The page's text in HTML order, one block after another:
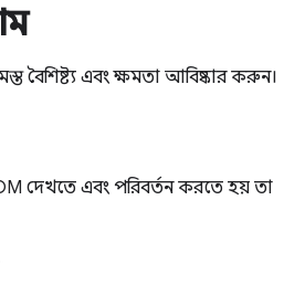
বৈশিষ্ট্য এবং ক্ষমতা আবিষ্কার করুন।
দেখতে এবং পরিবর্তন করতে হয় তা